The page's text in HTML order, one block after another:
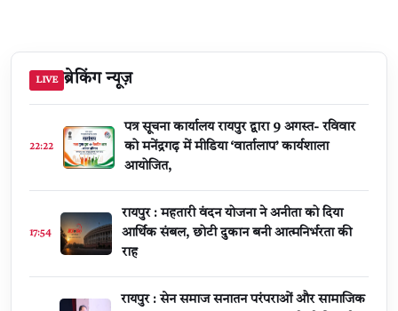
LIVE ब्रेकिंग न्यूज़
22:22
पत्र सूचना कार्यालय रायपुर द्वारा 9 अगस्त- रविवार
को मनेंद्रगढ़ में मीडिया ‘वार्तालाप’ कार्यशाला
आयोजित,
17:54
रायपुर : महतारी वंदन योजना ने अनीता को दिया
आर्थिक संबल, छोटी दुकान बनी आत्मनिर्भरता की
राह
रायपुर : सेन समाज सनातन परंपराओं और सामाजिक